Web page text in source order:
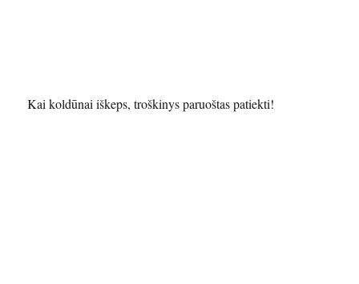
Kai koldūnai iškeps, troškinys paruoštas patiekti!